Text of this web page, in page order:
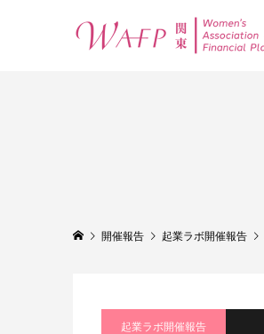
開催報告 起業ラボ開催報告
起業ラボ開催報告